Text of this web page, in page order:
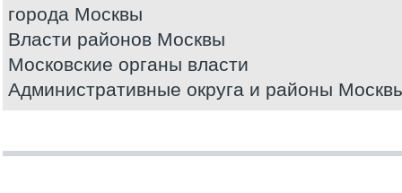
города Москвы
Власти районов Москвы
Московские органы власти
Административные округа и районы